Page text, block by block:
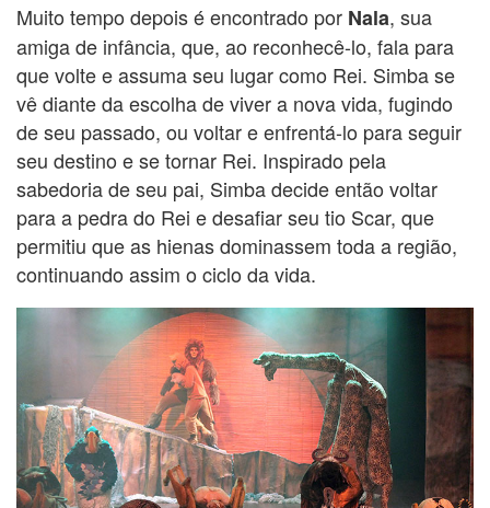
Muito tempo depois é encontrado por Nala, sua
amiga de infância, que, ao reconhecê-lo, fala para
que volte e assuma seu lugar como Rei. Simba se
vê diante da escolha de viver a nova vida, fugindo
de seu passado, ou voltar e enfrentá-lo para seguir
seu destino e se tornar Rei. Inspirado pela
sabedoria de seu pai, Simba decide então voltar
para a pedra do Rei e desafiar seu tio Scar, que
permitiu que as hienas dominassem toda a região,
continuando assim o ciclo da vida.